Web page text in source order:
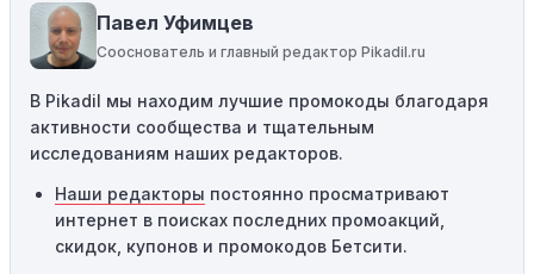
пытаетесь применить код к товару, не
соответствующему критериям, он не сработает.
промокоды требуют соблюдения минимального
порога покупки, чтобы получить право на скидку. Если
сумма в корзине не соответствует указанному порогу,
код не сработает.
Географические ограничения:Действие некоторых
промокодов может быть ограничено определенными
Павел Уфимцев
Сооснователь и главный редактор Pikadil.ru
В Pikadil мы находим лучшие промокоды благодаря
активности сообщества и тщательным
исследованиям наших редакторов.
Наши редакторы постоянно просматривают
интернет в поисках последних промоакций,
скидок, купонов и промокодов Бетсити.